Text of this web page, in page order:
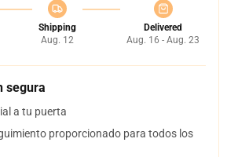
Shipping
Aug. 12
Delivered
Aug. 16 - Aug. 23
segura
a tu puerta
proporcionado para todos los